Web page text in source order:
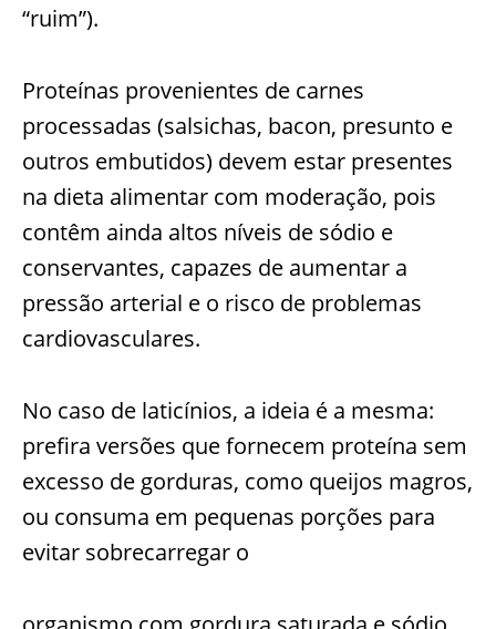
“ruim”).
Proteínas provenientes de carnes
processadas (salsichas, bacon, presunto e
outros embutidos) devem estar presentes
na dieta alimentar com moderação, pois
contêm ainda altos níveis de sódio e
conservantes, capazes de aumentar a
pressão arterial e o risco de problemas
cardiovasculares.
No caso de laticínios, a ideia é a mesma:
prefira versões que fornecem proteína sem
excesso de gorduras, como queijos magros,
ou consuma em pequenas porções para
evitar sobrecarregar o